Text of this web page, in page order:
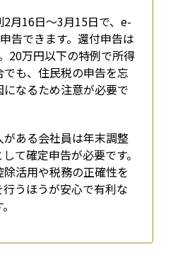
月16日〜3月15日で、e-
告できます。還付申告は
20万円以下の特例で所得
も、住民税の申告を忘
なるため注意が必要で
ある会社員は年末調整
て確定申告が必要です。
活用や税務の正確性を
うほうが安心で有利な